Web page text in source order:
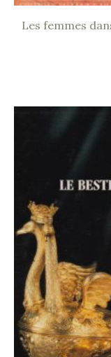
Les femmes